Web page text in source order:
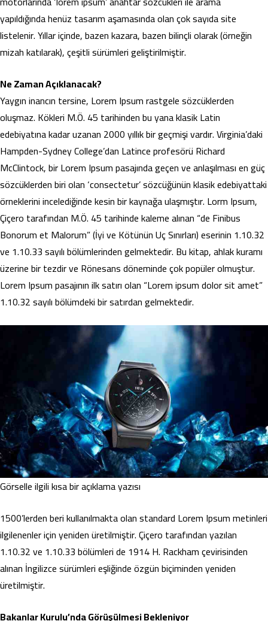
yapıldığında henüz tasarım aşamasında olan çok sayıda site
listelenir. Yıllar içinde, bazen kazara, bazen bilinçli olarak (örneğin
mizah katılarak), çeşitli sürümleri geliştirilmiştir.
Ne Zaman Açıklanacak?
Yaygın inancın tersine, Lorem Ipsum rastgele sözcüklerden
oluşmaz. Kökleri M.Ö. 45 tarihinden bu yana klasik Latin
edebiyatına kadar uzanan 2000 yıllık bir geçmişi vardır. Virginia’daki
Hampden-Sydney College’dan Latince profesörü Richard
McClintock, bir Lorem Ipsum pasajında geçen ve anlaşılması en güç
sözcüklerden biri olan ‘consectetur’ sözcüğünün klasik edebiyattaki
örneklerini incelediğinde kesin bir kaynağa ulaşmıştır. Lorm Ipsum,
Çiçero tarafından M.Ö. 45 tarihinde kaleme alınan “de Finibus
Bonorum et Malorum” (İyi ve Kötünün Uç Sınırları) eserinin 1.10.32
ve 1.10.33 sayılı bölümlerinden gelmektedir. Bu kitap, ahlak kuramı
üzerine bir tezdir ve Rönesans döneminde çok popüler olmuştur.
Lorem Ipsum pasajının ilk satırı olan “Lorem ipsum dolor sit amet”
1.10.32 sayılı bölümdeki bir satırdan gelmektedir.
Görselle ilgili kısa bir açıklama yazısı
1500’lerden beri kullanılmakta olan standard Lorem Ipsum metinleri
ilgilenenler için yeniden üretilmiştir. Çiçero tarafından yazılan
1.10.32 ve 1.10.33 bölümleri de 1914 H. Rackham çevirisinden
alınan İngilizce sürümleri eşliğinde özgün biçiminden yeniden
üretilmiştir.
Bakanlar Kurulu’nda Görüşülmesi Bekleniyor